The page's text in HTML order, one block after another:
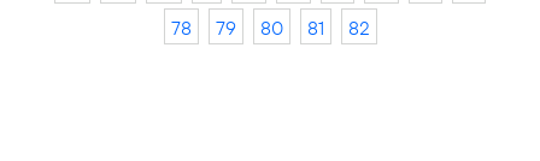
78
79 80 81 82